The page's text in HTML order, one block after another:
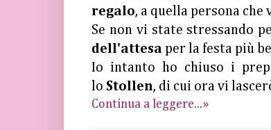
regalo, a quella persona
Se non vi state stressando
dell'attesa per la festa più
Io intanto ho chiuso i
lo Stollen, di cui ora vi
Continua a leggere...»